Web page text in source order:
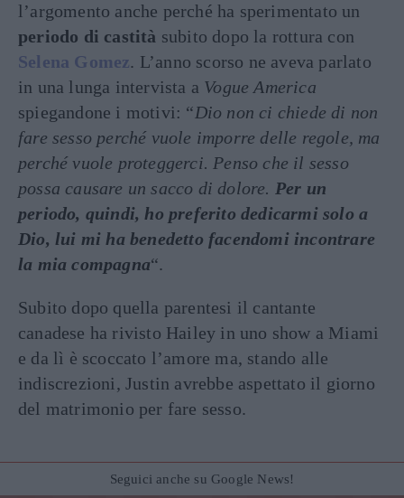
l’argomento anche perché ha sperimentato un
periodo di castità subito dopo la rottura con
Selena Gomez. L’anno scorso ne aveva parlato
in una lunga intervista a Vogue America
spiegandone i motivi: “Dio non ci chiede di non
fare sesso perché vuole imporre delle regole, ma
perché vuole proteggerci. Penso che il sesso
possa causare un sacco di dolore. Per un
periodo, quindi, ho preferito dedicarmi solo a
Dio, lui mi ha benedetto facendomi incontrare
la mia compagna“.
Subito dopo quella parentesi il cantante
canadese ha rivisto Hailey in uno show a Miami
e da lì è scoccato l’amore ma, stando alle
indiscrezioni, Justin avrebbe aspettato il giorno
del matrimonio per fare sesso.
Seguici anche su Google News!